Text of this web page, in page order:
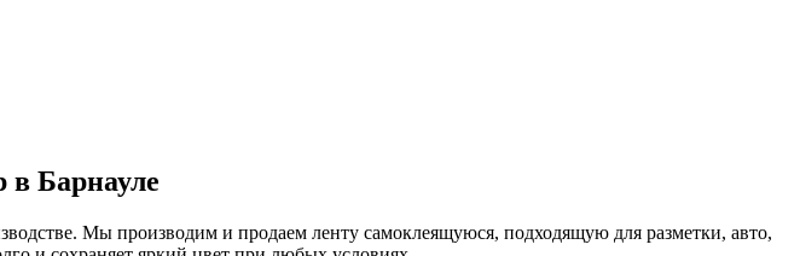
Барнауле
Мы производим и продаем ленту самоклеящуюся, подходящую для разметки, авто,